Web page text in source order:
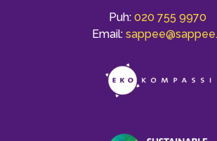
Puh: 020 755 9970
Email: